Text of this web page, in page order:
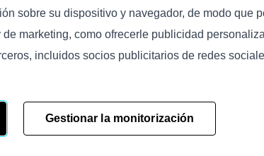
Más información
sobre su dispositivo y navegador, de modo que
marketing, como ofrecerle publicidad
incluidos socios publicitarios de redes
Gestionar la monitorización